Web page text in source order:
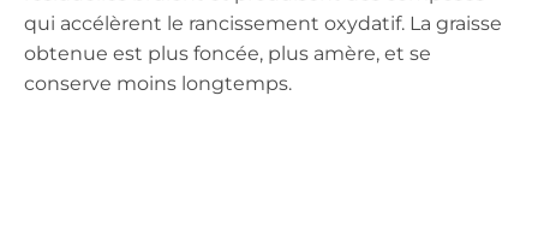
qui accélèrent le rancissement oxydatif. La graisse
obtenue est plus foncée, plus amère, et se
conserve moins longtemps.